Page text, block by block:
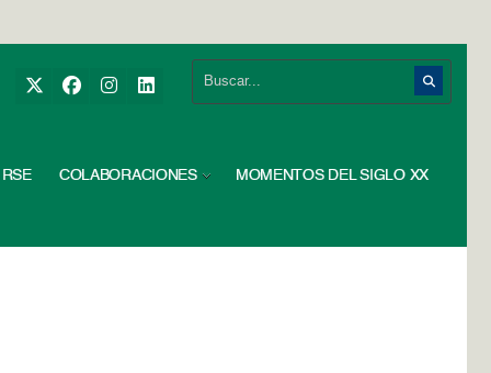
RSE COLABORACIONES MOMENTOS DEL SIGLO XX